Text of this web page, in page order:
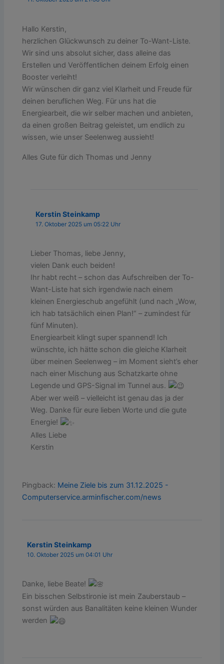
Hallo Kerstin,
herzlichen Glückwunsch zu deiner To-Want-Liste.
Wir sind uns absolut sicher, dass alleine das
Erstellen und Veröffentlichen deinem Erfolg einen
Booster verleiht!
Wir wünschen dir ganz viel Klarheit und Freude für
deinen beruflichen Weg. Für uns hat die
Energiearbeit, die wir selber machen und anbieten,
da einen großen Beitrag geleistet, um endlich zu
wissen, wie unser Seelenweg aussieht!
Alles Gute für dich Thomas und Jenny
Kerstin Steinkamp
17. Oktober 2025 um 05:22 Uhr
Lieber Thomas, liebe Jenny,
vielen Dank euch beiden!
Ihr habt recht – schon das Aufschreiben der To-
Want-Liste hat sich irgendwie nach einem
kleinen Energieschub angefühlt (und nach „Wow,
ich hab tatsächlich einen Plan!“ – zumindest für
fünf Minuten).
Energiearbeit klingt super spannend! Ich
wünschte, ich hätte schon die gleiche Klarheit
über meinen Seelenweg – im Moment sieht’s eher
nach einer Mischung aus Schatzkarte ohne
Legende und GPS-Signal im Tunnel aus.
Aber wer weiß – vielleicht ist genau das ja der
Weg. Danke für eure lieben Worte und die gute
Energie!
Alles Liebe
Kerstin
Pingback: Meine Ziele bis zum 31.12.2025 -
Computerservice.arminfischer.com/news
Kerstin Steinkamp
10. Oktober 2025 um 04:01 Uhr
Danke, liebe Beate!
Ein bisschen Selbstironie ist mein Zauberstaub –
sonst würden aus Banalitäten keine kleinen Wunder
werden